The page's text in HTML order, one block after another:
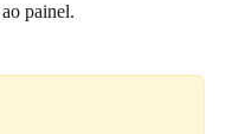
painel.